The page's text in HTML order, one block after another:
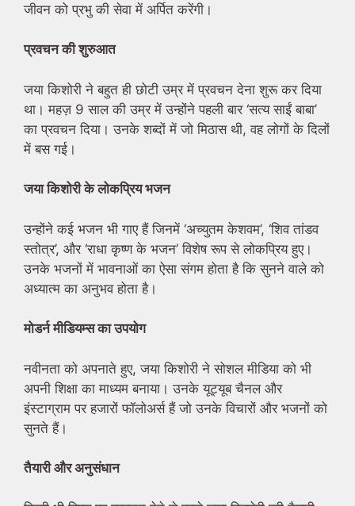
जीवन को प्रभु की सेवा में अर्पित करेंगी।
प्रवचन की शुरुआत
जया किशोरी ने बहुत ही छोटी उम्र में प्रवचन देना शुरू कर दिया
था। महज़ 9 साल की उम्र में उन्होंने पहली बार ‘सत्य साईं बाबा’
का प्रवचन दिया। उनके शब्दों में जो मिठास थी, वह लोगों के दिलों
में बस गई।
जया किशोरी के लोकप्रिय भजन
उन्होंने कई भजन भी गाए हैं जिनमें ‘अच्युतम केशवम’, ‘शिव तांडव
स्तोत्र’, और ‘राधा कृष्ण के भजन’ विशेष रूप से लोकप्रिय हुए।
उनके भजनों में भावनाओं का ऐसा संगम होता है कि सुनने वाले को
अध्यात्म का अनुभव होता है।
मोडर्न मीडियम्स का उपयोग
नवीनता को अपनाते हुए, जया किशोरी ने सोशल मीडिया को भी
अपनी शिक्षा का माध्यम बनाया। उनके यूट्यूब चैनल और
इंस्टाग्राम पर हजारों फॉलोअर्स हैं जो उनके विचारों और भजनों को
सुनते हैं।
तैयारी और अनुसंधान